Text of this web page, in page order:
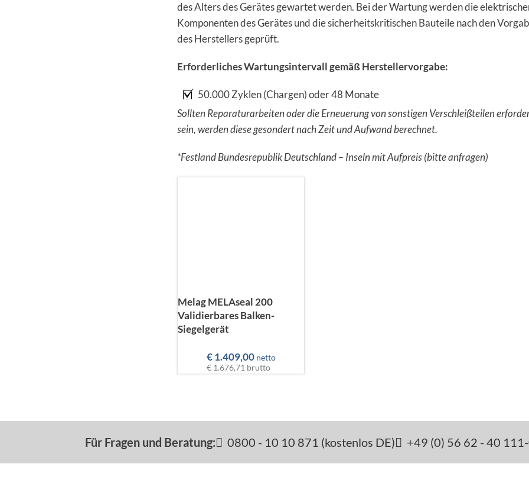
des Alters des Gerätes gewartet werden. Bei der Wartung werden die
Komponenten des Gerätes und die sicherheitskritischen Bauteile nach den
des Herstellers geprüft.
Erforderliches Wartungsintervall gemäß Herstellervorgabe:
50.000 Zyklen (Chargen) oder 48 Monate
Sollten Reparaturarbeiten oder die Erneuerung von sonstigen Verschleißteilen
sein, werden diese gesondert nach Zeit und Aufwand berechnet.
*Festland Bundesrepublik Deutschland – Inseln mit Aufpreis (bitte anfragen)
Melag MELAseal 200
Validierbares Balken-
Siegelgerät
€1.409,00 netto
€ 1.676,71 brutto
Für Fragen und Beratung: 0800 - 10 10 871 (kostenlos DE) +49 (0) 56 62 - 40